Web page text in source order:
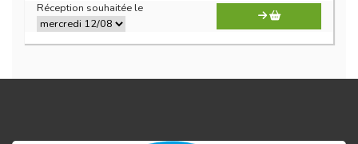
Réception souhaitée le